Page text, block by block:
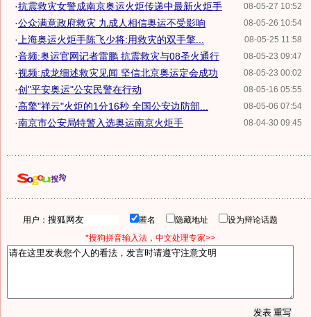
08-05-27 10:52
·抗震救灾女警成南京奥运火炬传递中最新火炬手
08-05-26 10:54
·公众满意政府救灾 九成人相信奥运不受影响
08-05-25 11:58
· 上海奥运火炬手陈飞少将:用救灾的双手擎...
08-05-23 09:47
·音频:奥运官网记者雷鹏 抗震救灾与08圣火通行
08-05-23 00:02
·视频:成龙细述救灾见闻 坚信北京奥运定会成功
08-05-16 05:55
·创"平安奥运"公安民警在行动
08-05-06 07:54
·高擎"祥云"火炬的1分16秒 全国公安边防部...
08-04-30 09:45
·南京市公安局特警入选奥运南京火炬手
用户： 匿名 隐藏地址
设为辩论话题
*搜狗拼音输入法，中文处理专家>>